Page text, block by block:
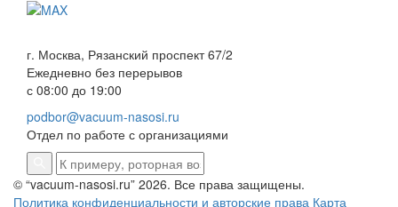
г. Москва, Рязанский проспект 67/2
Ежедневно без перерывов
с 08:00 до 19:00
podbor@vacuum-nasosi.ru
Отдел по работе с организациями
© “vacuum-nasosi.ru” 2026. Все права защищены.
Политика конфиденциальности и авторские права Карта